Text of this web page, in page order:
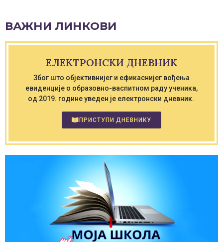
ВАЖНИ ЛИНКОВИ
ЕЛЕКТРОНСКИ ДНЕВНИК
Због што објективнијег и ефикаснијег вођења
евиденције о образовно-васпитном раду ученика,
од 2019. године уведен је електронски дневник.
ПРИСТУПИ ДНЕВНИКУ